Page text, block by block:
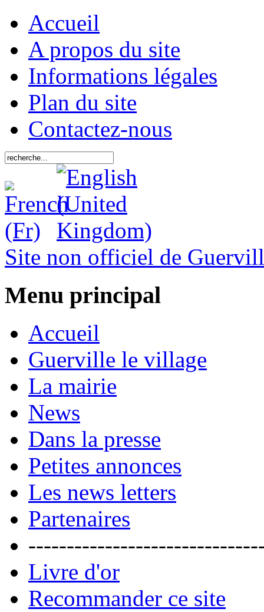
Accueil
A propos du site
Informations légales
Plan du site
Contactez-nous
Site non officiel de
Menu principal
Accueil
Guerville le village
La mairie
News
Dans la presse
Petites annonces
Les news letters
Partenaires
Livre d'or
Recommander ce site